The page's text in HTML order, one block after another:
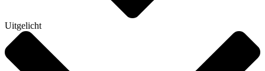
Uitgelicht